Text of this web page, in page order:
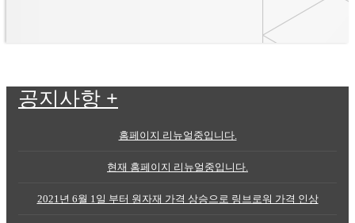
공지사항 +
홈페이지 리뉴얼중입니다.
현재 홈페이지 리뉴얼중입니다.
2021년 6월 1일 부터 원자재 가격 상승으로 링브로워 가격 인상